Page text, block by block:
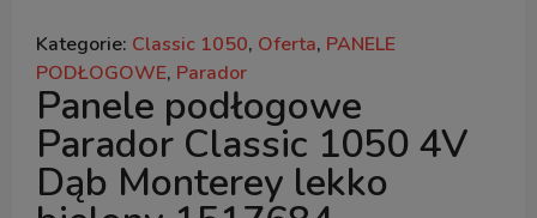
Kategorie: Classic 1050, Oferta, PANELE
PODŁOGOWE, Parador
Panele podłogowe
Parador Classic 1050 4V
Dąb Monterey lekko